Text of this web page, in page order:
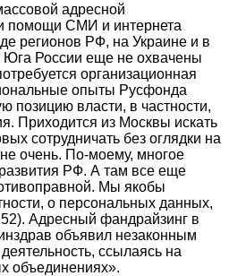
адресной
помощи СМИ и интернета
регионов РФ, на Украине и в
Юга России еще не охвачены
организационная
опыты Русфонда
позицию власти, в частности,
Приходится из Москвы искать
сотрудничать без оглядки на
очень. По-моему, многое
РФ. А там все еще
Мы якобы
о персональных данных,
Адресный фандрайзинг в
объявил незаконным
ссылаясь на
объединениях».